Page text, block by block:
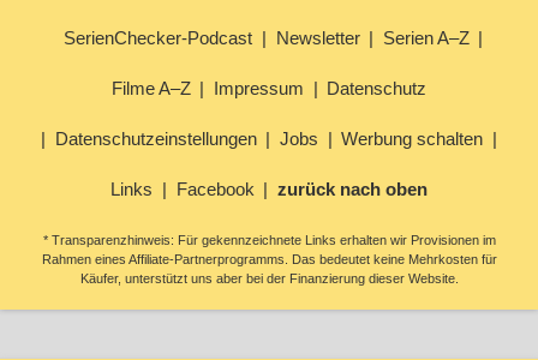
SerienChecker-Podcast Newsletter Serien A–Z
Filme A–Z Impressum Datenschutz
Datenschutzeinstellungen Jobs Werbung schalten
Links Facebook zurück nach oben
* Transparenzhinweis: Für gekennzeichnete Links erhalten wir Provisionen im
Rahmen eines Affiliate-Partnerprogramms. Das bedeutet keine Mehrkosten für
Käufer, unterstützt uns aber bei der Finanzierung dieser Website.